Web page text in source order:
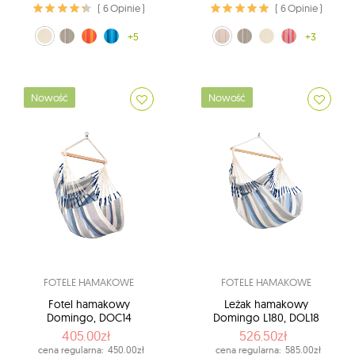
( 6 Opinie )
naturalny (X1)
brązowo-biały (19)
pomarańczowy (22)
Lagoon (33)
+5
( 6 Opinie )
ecru (1)
brązowo-biały (19)
naturalny (X1)
różowy (X2)
+3
Nowość
FOTELE HAMAKOWE
Fotel hamakowy
Domingo, DOC14
405.00zł
cena regularna: 450.00zł
Nowość
FOTELE HAMAKOWE
Leżak hamakowy
Domingo L180, DOL18
526.50zł
cena regularna: 585.00zł